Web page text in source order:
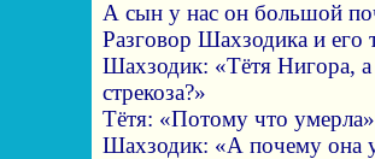
А сын у нас он большой
Разговор Шахзодика и его
Шахзодик: «Тётя Нигора, а
стрекоза?»
Тётя: «Потому что
Шахзодик: «А почему она